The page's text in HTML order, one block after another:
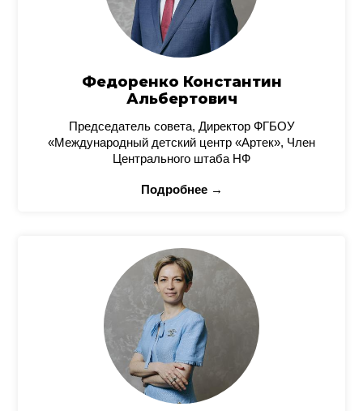
Федоренко Константин
Альбертович
Председатель совета, Директор ФГБОУ
«Международный детский центр «Артек», Член
Центрального штаба НФ
Подробнее →